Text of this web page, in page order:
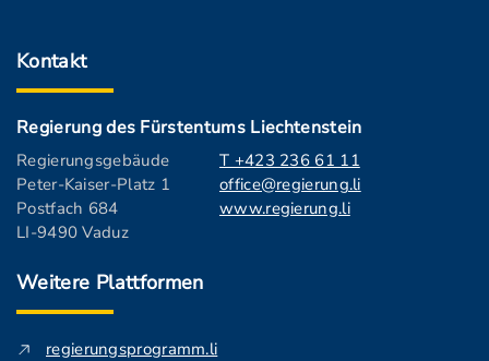
Kontakt
Regierung des Fürstentums Liechtenstein
Regierungsgebäude
Peter-Kaiser-Platz 1
Postfach 684
LI-9490 Vaduz
T +423 236 61 11
office@regierung.li
www.regierung.li
Weitere Plattformen
regierungsprogramm.li